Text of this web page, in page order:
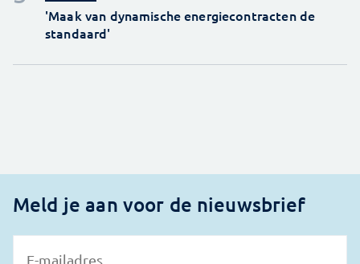
'Maak van dynamische energiecontracten de
standaard'
Meld je aan voor de nieuwsbrief